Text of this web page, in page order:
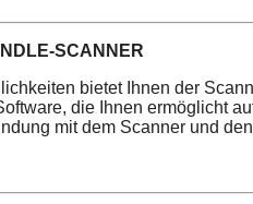
SCANNER
bietet Ihnen der
die Ihnen ermöglicht
mit dem Scanner und